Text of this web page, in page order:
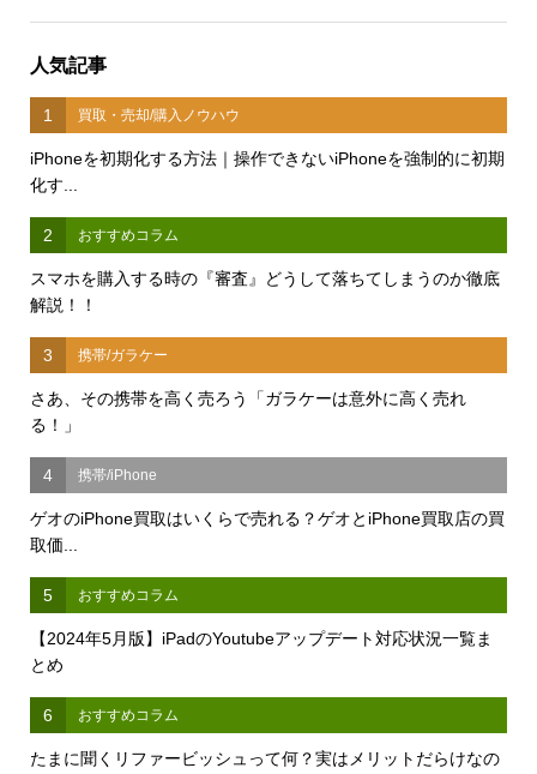
人気記事
1 買取・売却/購入ノウハウ
iPhoneを初期化する方法｜操作できないiPhoneを強制的に初期
化す...
2 おすすめコラム
スマホを購入する時の『審査』どうして落ちてしまうのか徹底
解説！！
3 携帯/ガラケー
さあ、その携帯を高く売ろう「ガラケーは意外に高く売れ
る！」
4 携帯/iPhone
ゲオのiPhone買取はいくらで売れる？ゲオとiPhone買取店の買
取価...
5 おすすめコラム
【2024年5月版】iPadのYoutubeアップデート対応状況一覧ま
とめ
6 おすすめコラム
たまに聞くリファービッシュって何？実はメリットだらけなの